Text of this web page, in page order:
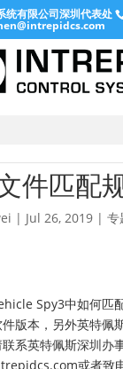
统有限公司深圳代表处
件匹配
| Jul 26, 2019| 专
Spy3中如何匹
版本，另外英特佩
系英特佩斯深圳办
或者致